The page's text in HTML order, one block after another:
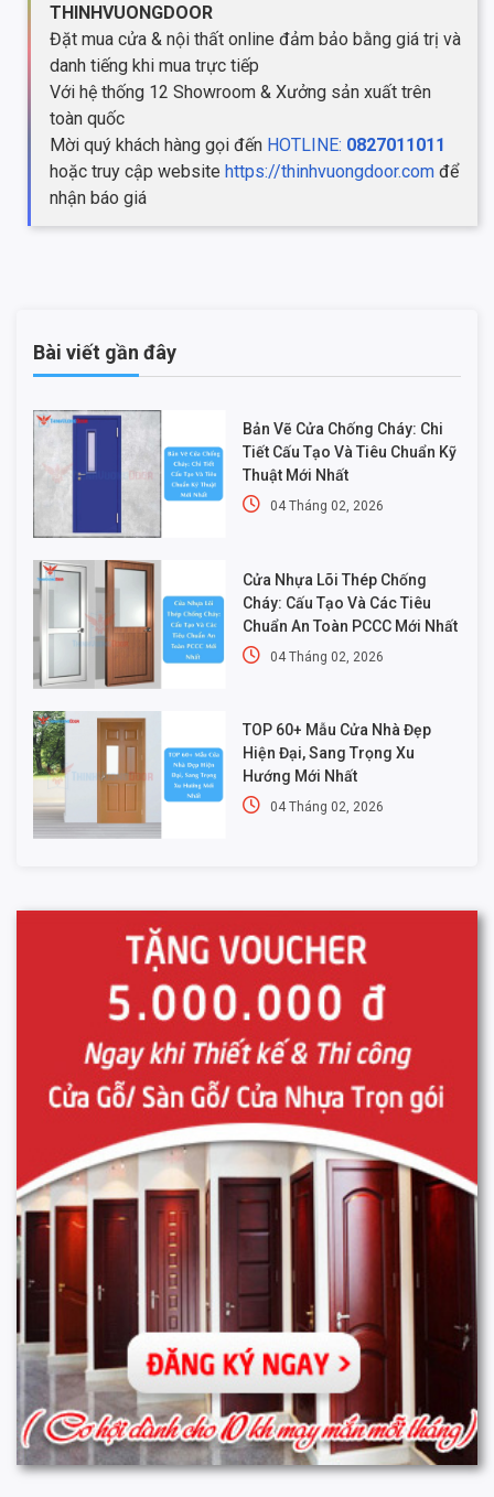
THINHVUONGDOOR
Đặt mua cửa & nội thất online đảm bảo bằng giá trị và
danh tiếng khi mua trực tiếp
Với hệ thống 12 Showroom & Xưởng sản xuất trên
toàn quốc
Mời quý khách hàng gọi đến HOTLINE: 0827011011
hoặc truy cập website https://thinhvuongdoor.com để
nhận báo giá
Bài viết gần đây
Bản Vẽ Cửa Chống Cháy: Chi
Tiết Cấu Tạo Và Tiêu Chuẩn Kỹ
Thuật Mới Nhất
04 Tháng 02, 2026
Cửa Nhựa Lõi Thép Chống
Cháy: Cấu Tạo Và Các Tiêu
Chuẩn An Toàn PCCC Mới Nhất
04 Tháng 02, 2026
TOP 60+ Mẫu Cửa Nhà Đẹp
Hiện Đại, Sang Trọng Xu
Hướng Mới Nhất
04 Tháng 02, 2026